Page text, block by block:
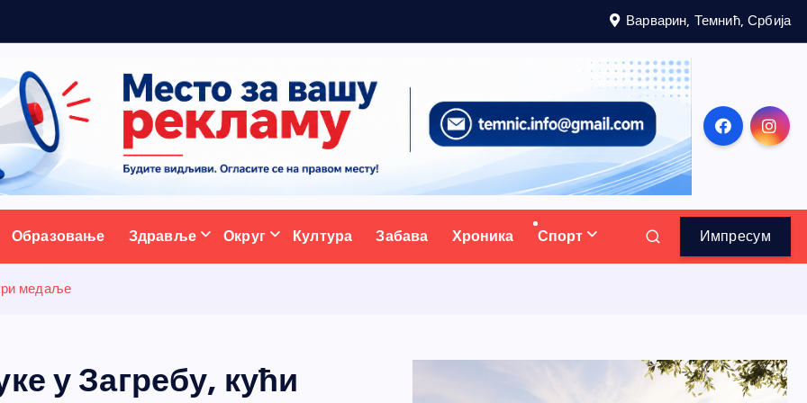
Варварин, Темнић, Србија
портал
Образовање Здравље Округ Култура Забава Хроника Спорт Импресум
медаље
у Загребу, кући